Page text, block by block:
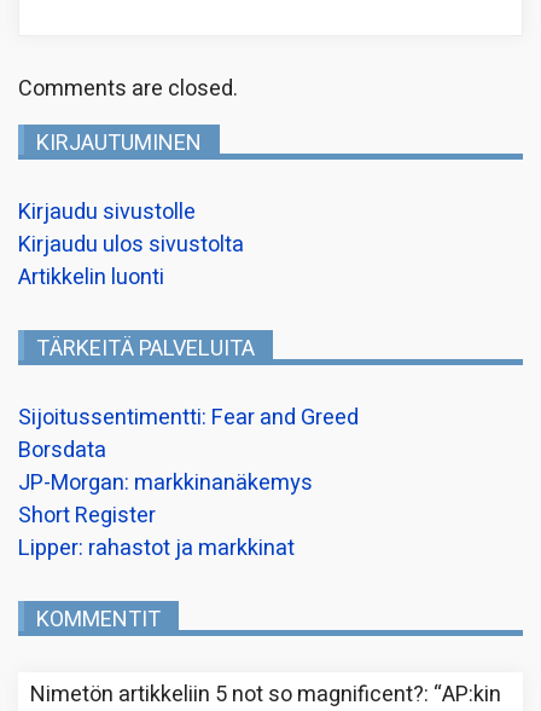
Comments are closed.
KIRJAUTUMINEN
Kirjaudu sivustolle
Kirjaudu ulos sivustolta
Artikkelin luonti
TÄRKEITÄ PALVELUITA
Sijoitussentimentti: Fear and Greed
Borsdata
JP-Morgan: markkinanäkemys
Short Register
Lipper: rahastot ja markkinat
KOMMENTIT
Nimetön artikkeliin 5 not so magnificent?: “AP:kin